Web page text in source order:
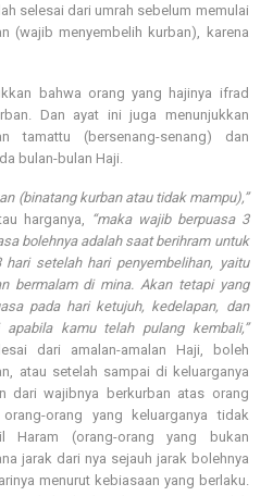
selesai dari umrah sebelum memulai
(wajib menyembelih kurban), karena
bahwa orang yang hajinya ifrad
Dan ayat ini juga menunjukkan
tamattu (bersenang-senang) dan
bulan-bulan Haji.
(binatang kurban atau tidak mampu),”
harganya,
“maka wajib berpuasa 3
bolehnya adalah saat berihram untuk
setelah hari penyembelihan, yaitu
bermalam di mina. Akan tetapi yang
pada hari ketujuh, kedelapan, dan
kamu telah pulang kembali,”
dari amalan-amalan Haji, boleh
atau setelah sampai di keluarganya
dari wajibnya berkurban atas orang
orang yang keluarganya tidak
Haram (orang-orang yang bukan
jarak dari nya sejauh jarak bolehnya
menurut kebiasaan yang berlaku.